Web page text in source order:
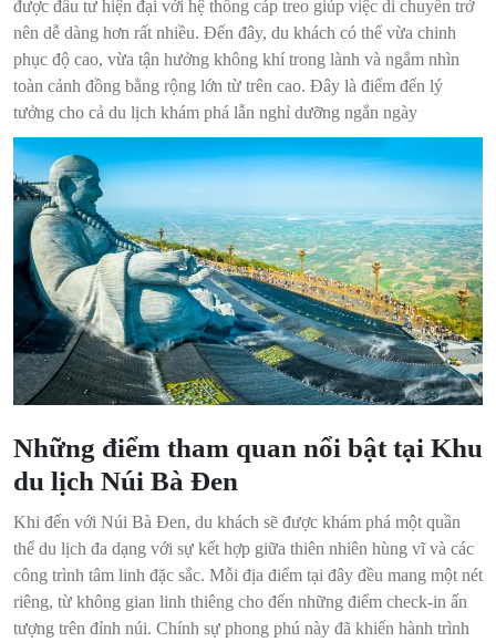
được đầu tư hiện đại với hệ thống cáp treo giúp việc di chuyển trở
nên dễ dàng hơn rất nhiều. Đến đây, du khách có thể vừa chinh
phục độ cao, vừa tận hưởng không khí trong lành và ngắm nhìn
toàn cảnh đồng bằng rộng lớn từ trên cao. Đây là điểm đến lý
tưởng cho cả du lịch khám phá lẫn nghỉ dưỡng ngắn ngày
Những điểm tham quan nổi bật tại Khu
du lịch Núi Bà Đen
Khi đến với Núi Bà Đen, du khách sẽ được khám phá một quần
thể du lịch đa dạng với sự kết hợp giữa thiên nhiên hùng vĩ và các
công trình tâm linh đặc sắc. Mỗi địa điểm tại đây đều mang một nét
riêng, từ không gian linh thiêng cho đến những điểm check-in ấn
tượng trên đỉnh núi. Chính sự phong phú này đã khiến hành trình